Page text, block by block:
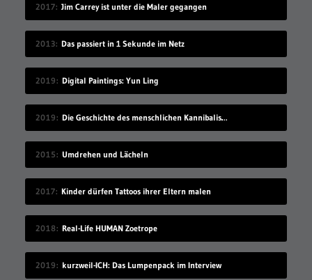
2017 Jim Carrey ist unter die Maler gegangen
2013 Das passiert in 1 Sekunde im Netz
2019 Digital Paintings: Yun Ling
2019 Die Geschichte des menschlichen Kannibalismus
2015 Umdrehen und Lächeln
2017 Kinder dürfen Tattoos ihrer Eltern malen
2018 Real-Life HUMAN Zoetrope
2019 kurzweil-ICH: Das Lumpenpack im Interview